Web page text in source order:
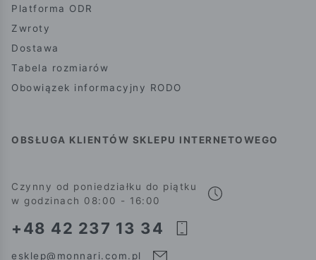
Platforma ODR
Zwroty
Dostawa
Tabela rozmiarów
Obowiązek informacyjny RODO
OBSŁUGA KLIENTÓW SKLEPU INTERNETOWEGO
Czynny od poniedziałku do piątku
w godzinach 08:00 - 16:00
+48 42 237 13 34
esklep@monnari.com.pl